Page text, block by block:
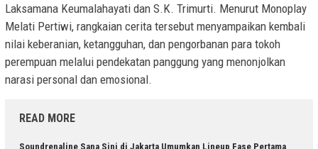
Laksamana Keumalahayati dan S.K. Trimurti. Menurut Monoplay
Melati Pertiwi, rangkaian cerita tersebut menyampaikan kembali
nilai keberanian, ketangguhan, dan pengorbanan para tokoh
perempuan melalui pendekatan panggung yang menonjolkan
narasi personal dan emosional.
READ MORE
Soundrenaline Sana Sini di Jakarta Umumkan Lineup Fase Pertama